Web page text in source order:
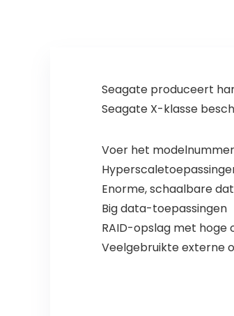
Seagate produceert
Seagate X-klasse
Voer het
Enorme, schaalbare
Big data-toepassingen
RAID-opslag met hoge
Veelgebruikte externe